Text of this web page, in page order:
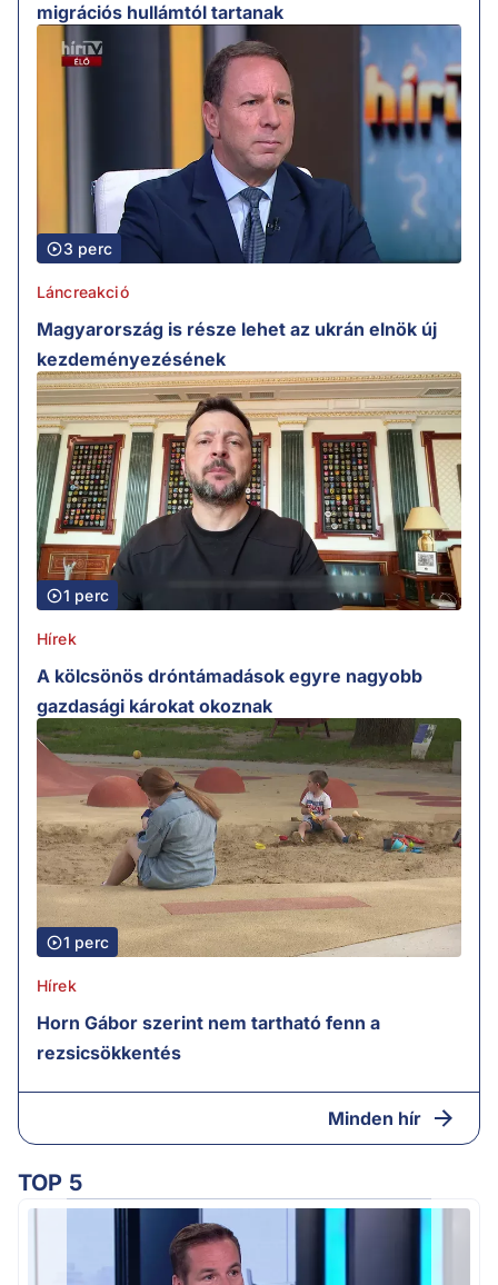
migrációs hullámtól tartanak
3 perc
Láncreakció
Magyarország is része lehet az ukrán elnök új
kezdeményezésének
1 perc
Hírek
A kölcsönös dróntámadások egyre nagyobb
gazdasági károkat okoznak
1 perc
Hírek
Horn Gábor szerint nem tartható fenn a
rezsicsökkentés
Minden hír
TOP 5